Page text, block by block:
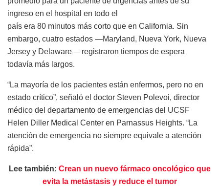
ingreso en el hospital en todo el
país era 80 minutos más corto que en California. Sin
embargo, cuatro estados —Maryland, Nueva York, Nueva
Jersey y Delaware— registraron tiempos de espera
todavía más largos.
“La mayoría de los pacientes están enfermos, pero no en
estado crítico”, señaló el doctor Steven Polevoi, director
médico del departamento de emergencias del UCSF
Helen Diller Medical Center en Parnassus Heights. “La
atención de emergencia no siempre equivale a atención
rápida”.
Lee también: Crean un nuevo fármaco oncológico que
evita la metástasis y reduce el tumor